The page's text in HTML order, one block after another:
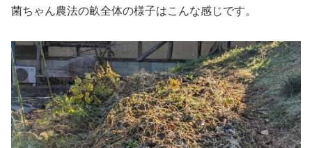
菌ちゃん農法の畝全体の様子はこんな感じです。